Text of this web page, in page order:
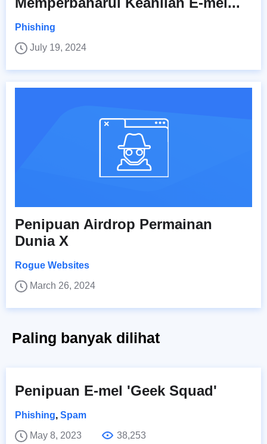
Phishing
July 19, 2024
Penipuan Airdrop Permainan
Dunia X
Rogue Websites
March 26, 2024
Paling banyak dilihat
Penipuan E-mel 'Geek Squad'
Phishing, Spam
May 8, 2023
38,253